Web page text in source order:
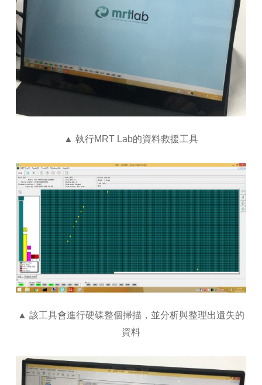
▲ 執行MRT Lab的資料救援工具
▲ 該工具會進行硬碟整個掃描，並分析與整理出遺失的
資料